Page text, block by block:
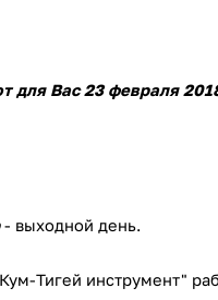
для Вас 23 февраля
- выходной день.
Тигей инструмент"
plait.ru